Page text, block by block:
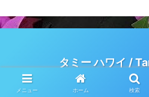
タミー ハワイ /
© 2015 タミー ハワイ
メニュー ホーム 検索